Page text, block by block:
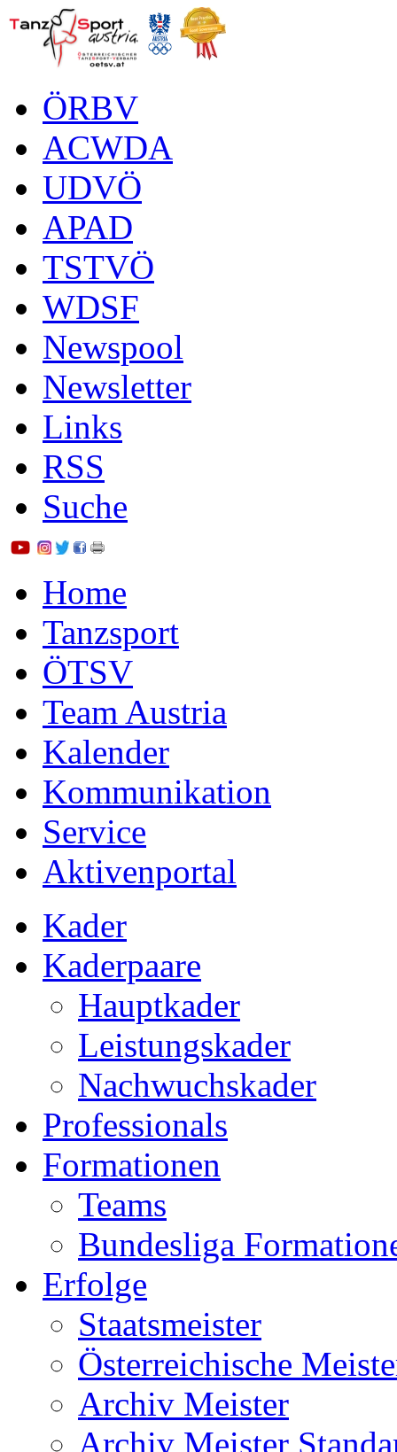
ÖRBV
ACWDA
UDVÖ
APAD
TSTVÖ
WDSF
Newspool
Newsletter
Links
RSS
Suche
Home
Tanzsport
ÖTSV
Team Austria
Kalender
Kommunikation
Service
Aktivenportal
Kader
Kaderpaare
Hauptkader
Leistungskader
Nachwuchskader
Professionals
Formationen
Teams
Bundesliga
Erfolge
Staatsmeister
Österreichische
Archiv Meister
Archiv Meister